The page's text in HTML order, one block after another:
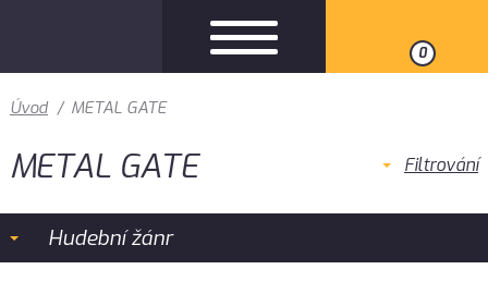
0
Úvod / METAL GATE
METAL GATE Filtrování
Hudební žánr